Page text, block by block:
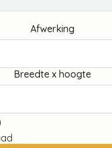
Afwerking
Breedte x hoogte